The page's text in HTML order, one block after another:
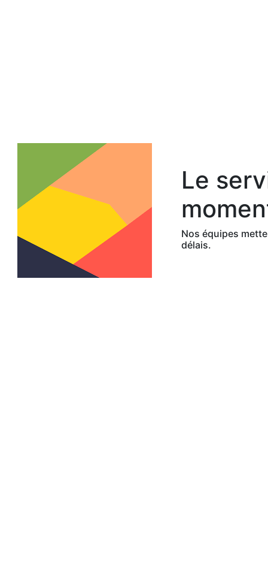
Le
Nos équipes
délais.